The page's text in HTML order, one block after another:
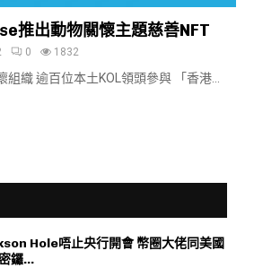
推出動物關懷主題慈善NFT
0 1832
織 逾百位本土KOL領頭參與 「香港...
Hole唔止央行開會 幣圈大佬同美國
鑼...